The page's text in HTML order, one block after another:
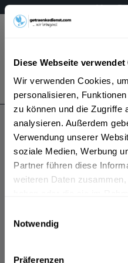
Diese Webseite verwendet
Wir verwenden Cookies,
personalisieren,
zu können und die Zugriffe
analysieren. Außerdem
Verwendung unserer
soziale Medien, Werbung
Partner führen diese
weiteren Daten
Notwendig
Präferenzen
Mo – Fr
Menü
Auer
Auer wird in den